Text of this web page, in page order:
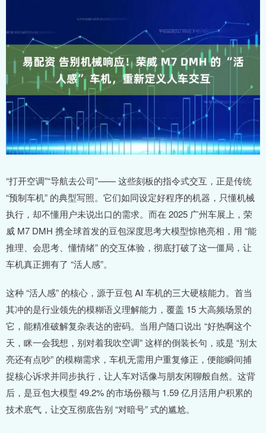
“打开空调”“导航去公司”—— 这些刻板的指令式交互，正是传统
“预制车机” 的典型写照。它们如同设定好程序的机器，只懂机械
执行，却不懂用户未说出口的需求。而在 2025 广州车展上，荣
威 M7 DMH 携全球首发的豆包深度思考大模型惊艳亮相，用 “能
推理、会思考、懂情绪” 的交互体验，彻底打破了这一僵局，让
车机真正拥有了 “活人感”。
这种 “活人感” 的核心，源于豆包 AI 车机的三大硬核能力。首当
其冲的是行业领先的模糊语义理解能力，覆盖 15 大高频场景的
它，能精准破解复杂表达的密码。当用户随口说出 “好热啊这个
天，眯一会我想，别对着我吹空调” 这样的倒装长句，或是 “别太
亮还有点吵” 的模糊需求，车机无需用户重复修正，便能瞬间捕
捉核心诉求并同步执行，让人车对话像与朋友闲聊般自然。这背
后，是豆包大模型 49.2% 的市场份额与 1.59 亿月活用户积累的
技术底气，让交互彻底告别 “对暗号” 式的尴尬。